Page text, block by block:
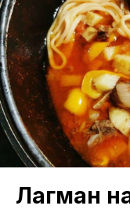
Лагман